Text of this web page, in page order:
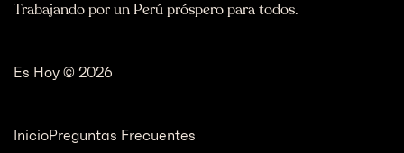
Trabajando por un Perú próspero para todos.
Es Hoy © 2026
InicioPreguntas Frecuentes